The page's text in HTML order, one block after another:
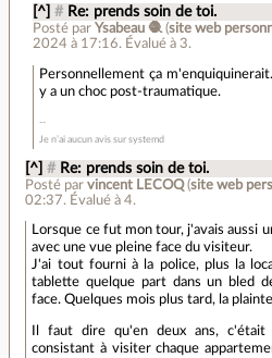
[^] # Re: prends soin de toi.
Posté par Ysabeau 🧶(site web
2024 à 17:16. Évalué à 3.
Personnellement ça
y a un choc post-traumatique.
Je n’ai aucun avis sur systemd
[^] # Re: prends soin de toi.
Posté parvincent LECOQ(site web
02:37. Évalué à4.
Lorsque ce fut mon tour, j'avais aussi
avec une vue pleine face du visiteur.
J'ai tout fourni à la police, plus la
tablette quelque part dans un bled
face. Quelques mois plus tard, la
Il faut dire qu'en deux ans,
consistant à visiter chaque